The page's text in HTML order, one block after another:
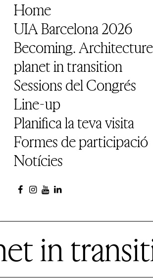
Home
UIA Barcelona 2026
Becoming.
planet in transition
Sessions del Congrés
Line-up
Planifica la teva visita
Formes de participació
Notícies
in